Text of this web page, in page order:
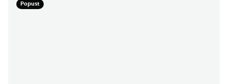
Popust